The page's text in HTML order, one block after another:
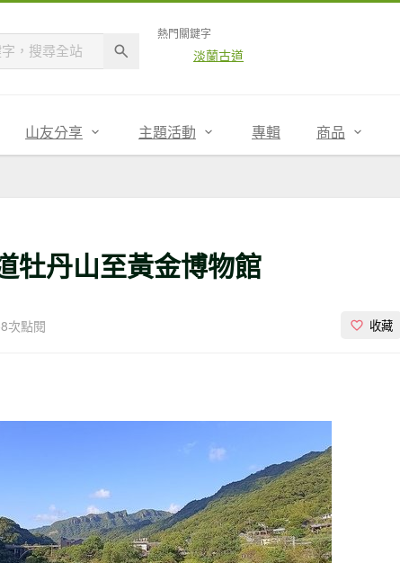
熱門關鍵字
淡蘭古道
山友分享 主題活動 專輯 商品
牡丹山至黃金博物館
次點閱 收藏